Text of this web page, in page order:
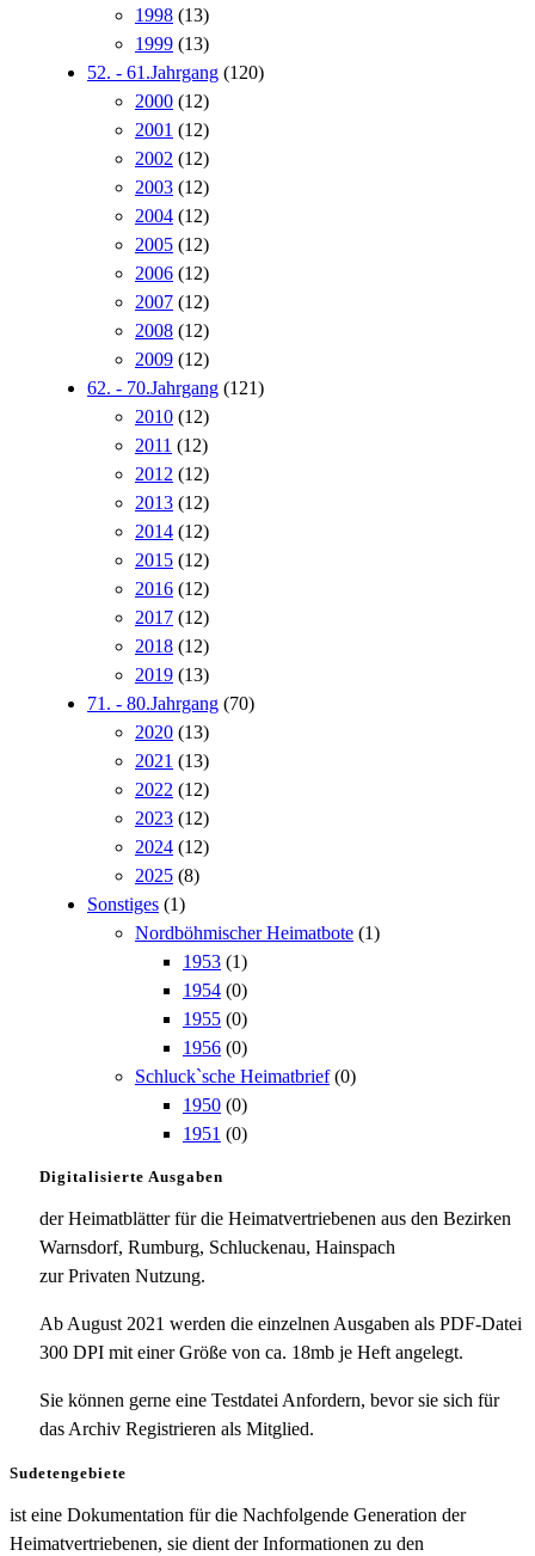
1998 (13)
1999 (13)
52. - 61.Jahrgang (120)
2000 (12)
2001 (12)
2002 (12)
2003 (12)
2004 (12)
2005 (12)
2006 (12)
2007 (12)
2008 (12)
2009 (12)
62. - 70.Jahrgang (121)
2010 (12)
2011 (12)
2012 (12)
2013 (12)
2014 (12)
2015 (12)
2016 (12)
2017 (12)
2018 (12)
2019 (13)
71. - 80.Jahrgang (70)
2020 (13)
2021 (13)
2022 (12)
2023 (12)
2024 (12)
2025 (8)
Sonstiges (1)
Nordböhmischer Heimatbote (1)
1953 (1)
1954 (0)
1955 (0)
1956 (0)
Schluck`sche Heimatbrief (0)
1950 (0)
1951 (0)
Digitalisierte Ausgaben
der Heimatblätter für die Heimatvertriebenen aus den Bezirken
Warnsdorf, Rumburg, Schluckenau, Hainspach
zur Privaten Nutzung.
Ab August 2021 werden die einzelnen Ausgaben als PDF-Datei
300 DPI mit einer Größe von ca. 18mb je Heft angelegt.
Sie können gerne eine Testdatei Anfordern, bevor sie sich für
das Archiv Registrieren als Mitglied.
Sudetengebiete
ist eine Dokumentation für die Nachfolgende Generation der
Heimatvertriebenen, sie dient der Informationen zu den